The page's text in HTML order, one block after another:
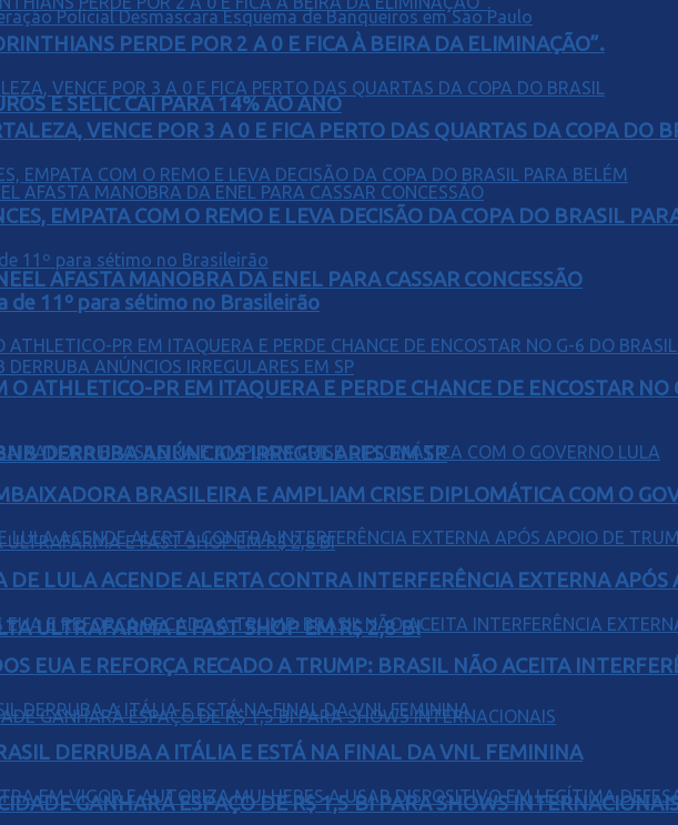
E SELIC CAI PARA 14% AO ANO
AFASTA MANOBRA DA ENEL PARA CASSAR CONCESSÃO
DERRUBA ANÚNCIOS IRREGULARES EM SP
ULTRAFARMA E FAST SHOP EM R$ 2,8 BI
GANHARÁ ESPAÇO DE R$ 1,5 BI PARA SHOWS
PERDE POR 2 A 0 E FICA À BEIRA DA ELIMINAÇÃO”.
VENCE POR 3 A 0 E FICA PERTO DAS QUARTAS DA COPA DO
EMPATA COM O REMO E LEVA DECISÃO DA COPA DO BRASIL
de 11º para sétimo no Brasileirão
O ATHLETICO-PR EM ITAQUERA E PERDE CHANCE DE ENCOSTAR
BRASILEIRA E AMPLIAM CRISE DIPLOMÁTICA COM O
DE LULA ACENDE ALERTA CONTRA INTERFERÊNCIA EXTERNA
EUA E REFORÇA RECADO A TRUMP: BRASIL NÃO ACEITA
DERRUBA A ITÁLIA E ESTÁ NA FINAL DA VNL FEMININA